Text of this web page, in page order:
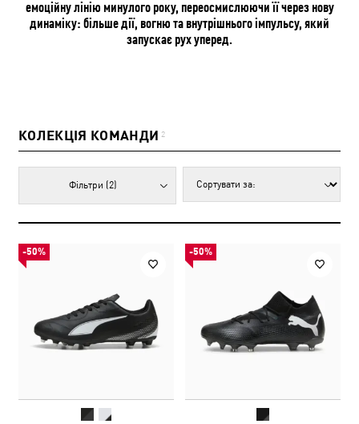
емоційну лінію минулого року, переосмислюючи її через нову
динаміку: більше дії, вогню та внутрішнього імпульсу, який
запускає рух уперед.
КОЛЕКЦІЯ КОМАНДИ 2
Фільтри (2)
-50% -50%